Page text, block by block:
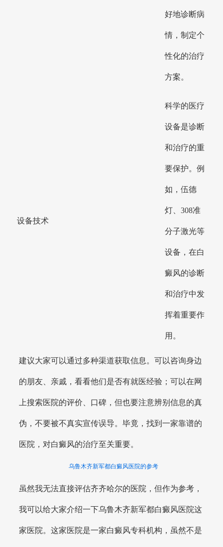
好地诊断病
情，制定个
性化的治疗
方案。
设备技术
科学的医疗
设备是诊断
和治疗的重
要保护。例
如，伍德
灯、308准
分子激光等
设备，在白
癜风的诊断
和治疗中发
挥着重要作
用。
建议大家可以通过多种渠道获取信息。可以咨询身边
的朋友、亲戚，看看他们是否有就医经验；可以在网
上搜索医院的评价、口碑，但也要注意辨别信息的真
伪，不要被不真实宣传误导。毕竟，找到一家靠谱的
医院，对白癜风的治疗至关重要。
乌鲁木齐新军都白癜风医院的参考
虽然我无法直接评估齐齐哈尔的医院，但作为参考，
我可以给大家介绍一下乌鲁木齐新军都白癜风医院这
家医院。这家医院是一家白癜风专科机构，虽然不是